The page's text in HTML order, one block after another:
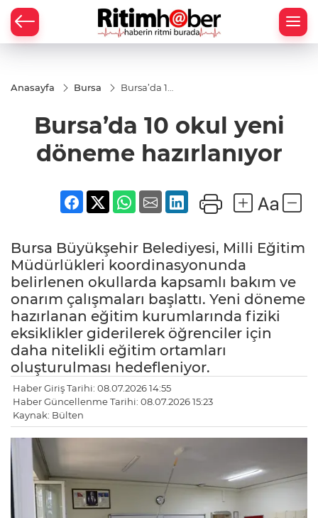
Anasayfa Bursa
Bursa’da 10
hazırlanıyor
Bursa’da 10 okul yeni
döneme hazırlanıyor
Bursa Büyükşehir Belediyesi, Milli Eğitim
Müdürlükleri koordinasyonunda
belirlenen okullarda kapsamlı bakım ve
onarım çalışmaları başlattı. Yeni döneme
hazırlanan eğitim kurumlarında fiziki
eksiklikler giderilerek öğrenciler için
daha nitelikli eğitim ortamları
oluşturulması hedefleniyor.
Haber Giriş Tarihi: 08.07.2026 14:55
Haber Güncellenme Tarihi: 08.07.2026 15:23
Kaynak: Bülten